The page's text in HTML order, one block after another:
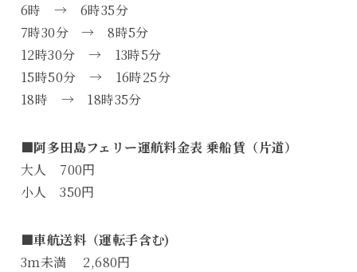
6時 → 6時35分
7時30分 → 8時5分
12時30分 → 13時5分
15時50分 → 16時25分
18時 → 18時35分
■阿多田島フェリー運航料金表 乗船賃（片道）
大人 700円
小人 350円
■車航送料（運転手含む)
3ｍ未満 2,680円